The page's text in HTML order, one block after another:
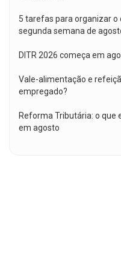
5 tarefas para organizar
segunda semana de
DITR 2026 começa em
Vale-alimentação e
empregado?
Reforma Tributária: o que
em agosto